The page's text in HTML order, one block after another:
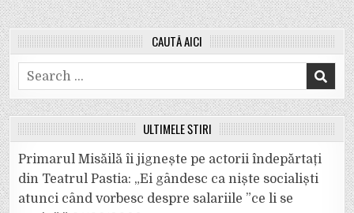
CAUTĂ AICI
Search
for:
ULTIMELE ȘTIRI
Primarul Misăilă îi jignește pe actorii îndepărtați
din Teatrul Pastia: „Ei gândesc ca niște socialiști
atunci când vorbesc despre salariile ”ce li se